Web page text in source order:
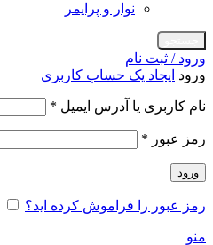
نوار و پرایمر
ورود / ثبت نام
ورود ایجاد یک حساب کاربری
نام کاربری یا آدرس ایمیل *
رمز عبور *
ورود
رمز عبور را فراموش کرده اید؟
منو